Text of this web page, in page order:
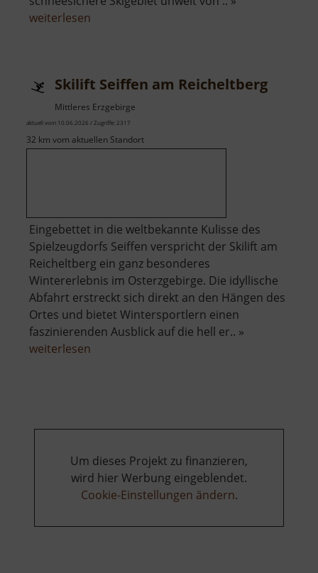
weiterlesen
Hirschkopf
Skilift Seiffen am Reicheltberg
Mittleres Erzgebirge
aktuell vom 10.06.2026 / Zugriffe: 2317
32 km vom aktuellen Standort
Eingebettet in die weltbekannte Kulisse des
Spielzeugdorfs Seiffen verspricht der Skilift am
Reicheltberg ein ganz besonderes
Wintererlebnis im Osterzgebirge. Die idyllische
Abfahrt erstreckt sich direkt an den Hängen des
Ortes und bietet Wintersportlern einen
faszinierenden Ausblick auf die hell er.. »
weiterlesen
Um dieses Projekt zu finanzieren,
wird hier Werbung eingeblendet.
Cookie-Einstellungen ändern.